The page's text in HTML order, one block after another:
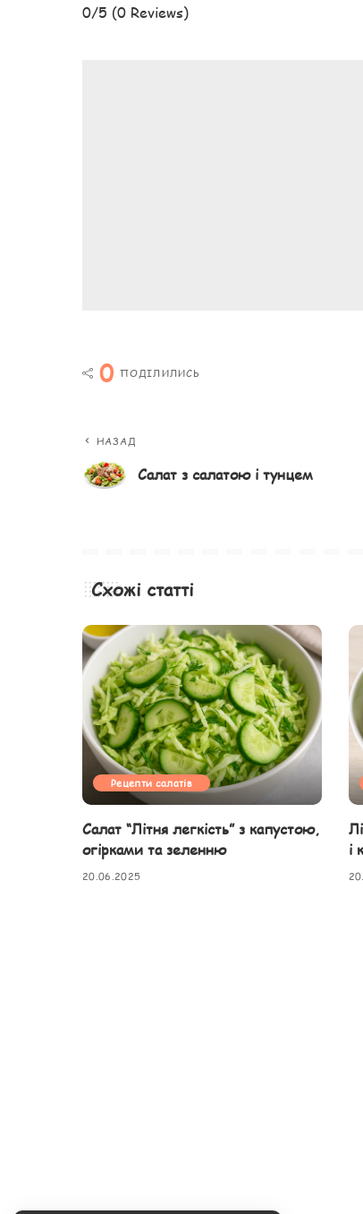
0/5 (0 Reviews)
0 ПОДІЛИЛИСЬ
НАЗАД
Салат з салатою і тунцем
Схожі статті
Рецепти салатів
Салат “Літня легкість” з капустою,
огірками та зеленню
20.06.2025
і